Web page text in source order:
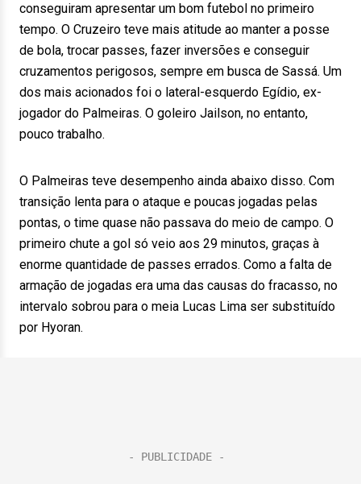
conseguiram apresentar um bom futebol no primeiro
tempo. O Cruzeiro teve mais atitude ao manter a posse
de bola, trocar passes, fazer inversões e conseguir
cruzamentos perigosos, sempre em busca de Sassá. Um
dos mais acionados foi o lateral-esquerdo Egídio, ex-
jogador do Palmeiras. O goleiro Jailson, no entanto,
pouco trabalho.
O Palmeiras teve desempenho ainda abaixo disso. Com
transição lenta para o ataque e poucas jogadas pelas
pontas, o time quase não passava do meio de campo. O
primeiro chute a gol só veio aos 29 minutos, graças à
enorme quantidade de passes errados. Como a falta de
armação de jogadas era uma das causas do fracasso, no
intervalo sobrou para o meia Lucas Lima ser substituído
por Hyoran.